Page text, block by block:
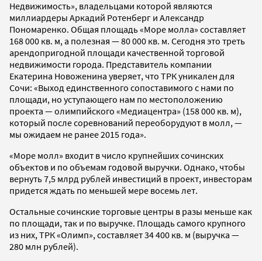
Недвижимость», владельцами которой являются
миллиардеры Аркадий Ротенберг и Александр
Пономаренко. Общая площадь «Море молла» составляет
168 000 кв. м, а полезная — 80 000 кв. м. Сегодня это треть
арендопригодной площади качественной торговой
недвижимости города. Представитель компании
Екатерина Новоженина уверяет, что ТРК уникален для
Сочи: «Выход единственного сопоставимого с нами по
площади, но уступающего нам по местоположению
проекта — олимпийского «Медиацентра» (158 000 кв. м),
который после соревнований переоборудуют в молл, —
мы ожидаем не ранее 2015 года».
«Море молл» входит в число крупнейших сочинских
объектов и по объемам годовой выручки. Однако, чтобы
вернуть 7,5 млрд рублей инвестиций в проект, инвесторам
придется ждать по меньшей мере восемь лет.
Остальные сочинские торговые центры в разы меньше как
по площади, так и по выручке. Площадь самого крупного
из них, ТРК «Олимп», составляет 34 400 кв. м (выручка —
280 млн рублей).